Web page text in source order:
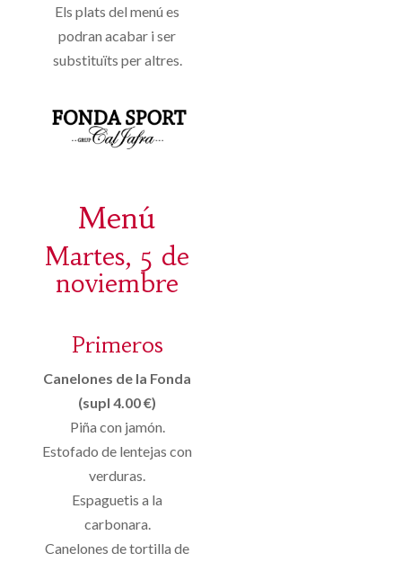
Els plats del menú es
podran acabar i ser
substituïts per altres.
Menú
Martes, 5 de
noviembre
Primeros
Canelones de la Fonda
(supl 4.00 €)
Piña con jamón.
Estofado de lentejas con
verduras.
Espaguetis a la
carbonara.
Canelones de tortilla de